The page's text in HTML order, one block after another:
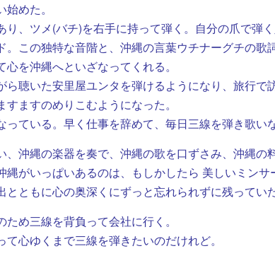
めた。
、ツメ(バチ)を右手に持って弾く。自分の爪で弾
。この独特な音階と、沖縄の言葉ウチナーグチの歌
を沖縄へといざなってくれる。
聴いた安里屋ユンタを弾けるようになり、旅行で
ますのめりこむようになった。
ている。早く仕事を辞めて、毎日三線を弾き歌い
沖縄の楽器を奏で、沖縄の歌を口ずさみ、沖縄の
がいっぱいあるのは、もしかしたら 美しいミン
ともに心の奥深くにずっと忘れられずに残ってい
め三線を背負って会社に行く。
心ゆくまで三線を弾きたいのだけれど。